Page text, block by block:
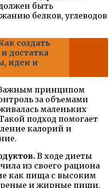
быть
белков, углеводов
создать
достатка
идеи и
принципом
за объемами
маленьких
подход помогает
калорий и
В ходе диеты
из своего рациона
как пища с высоким
и жирные пищи,